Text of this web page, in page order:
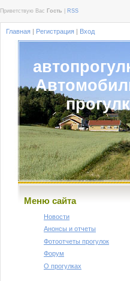
Приветствую Вас Гость RSS
Главная | Регистрация | Вход
Меню сайта
Новости
Анонсы и отчеты
Фотоотчеты прогулок
Форум
О прогулках